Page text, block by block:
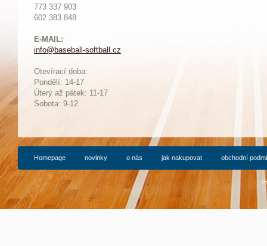
773 337 903
602 383 848
E-MAIL:
info@baseball-softball.cz
Otevírací doba:
Pondělí: 14-17
Úterý až pátek: 11-17
Sobota: 9-12
Homepage novinky o nás jak nakupovat obchodní